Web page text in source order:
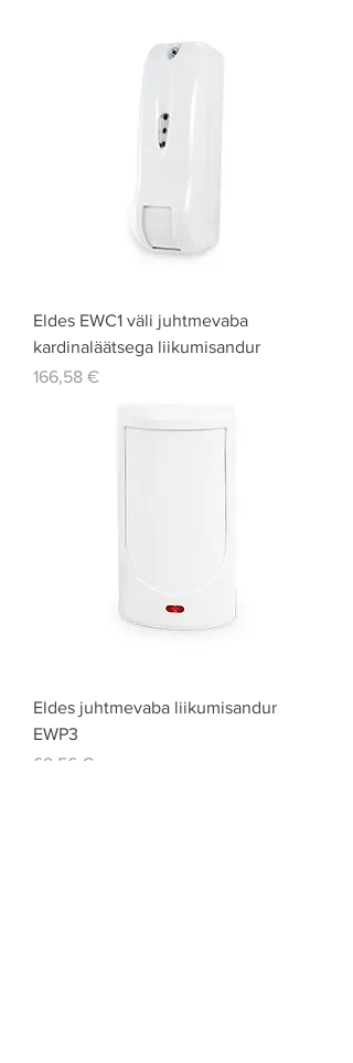
Eldes EWC1 väli juhtmevaba
kardinaläätsega liikumisandur
Price
166,58 €
Eldes juhtmevaba liikumisandur
EWP3
Price
69,56 €